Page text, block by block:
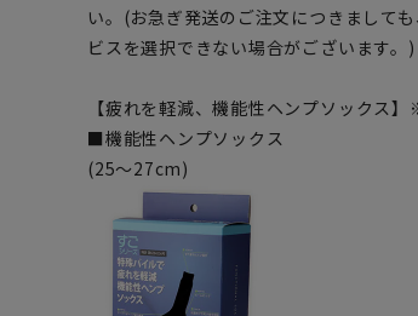
い。(お急ぎ発送のご注文につきまして
ビスを選択できない場合がございます。)
【疲れを軽減、機能性ヘンプソックス
■機能性ヘンプソックス
(25～27cm)